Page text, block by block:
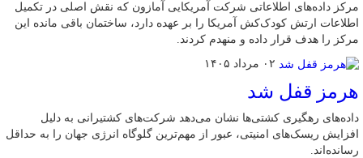
مرکز داده‌های اطلاعاتی شرکت آمریکایی آمازون که نقش اصلی در تکمیل
اطلاعات ارتش کودک‌کش آمریکا را بر عهده دارد، ساختمان باقی مانده این
مرکز را هدف قرار داده و منهدم کردند.
۰۲ مرداد ۱۴۰۵
هرمز قفل شد
داده‌های رهگیری کشتی‌ها نشان می‌دهد شرکت‌های کشتیرانی به دلیل
افزایش ریسک‌های امنیتی، عبور از مهم‌ترین گلوگاه انرژی جهان را به حداقل
رسانده‌اند.